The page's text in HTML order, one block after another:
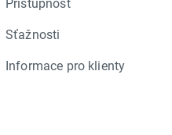
Sťažnosti
Informace pro klienty